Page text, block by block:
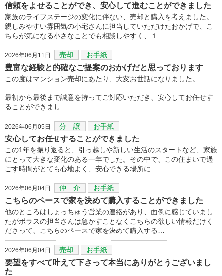
信頼をよせることができ、安心して進むことができました
家族のライフステージの変化に伴ない、売却と購入を考えました。
親しみやすい雰囲気の小宅さんに担当していただけたおかげで、こ
ちらが気になる小さなことでも相談しやすく、１…
2026年06月11日 売却 お手紙
豊富な経験と的確なご提案のおかげだと思っております
この度はマンション売却にあたり、大変お世話になりました。
最初から最後まで誠意を持ってご対応いただき、安心してお任せす
ることができまし…
2026年06月05日 分 譲 お手紙
安心してお任せすることができました
この1年を振り返ると、引っ越しや新しい生活のスタートなど、家族
にとって大きな変化のある一年でした。その中で、この住まいで過
ごす時間がとても心地よく、安心できる場所に…
2026年06月04日 仲 介 お手紙
こちらのペースで家を決めて購入することができました
他のところはしょっちゅう営業の連絡があり、面倒に感じていまし
たがポラスの担当さんは急かすことなくこちらの欲しい情報だけく
ださって、こちらのペースで家を決めて購入する…
2026年06月04日 売却 お手紙
要望をすべて叶えて下さって本当にありがとうございまし
た